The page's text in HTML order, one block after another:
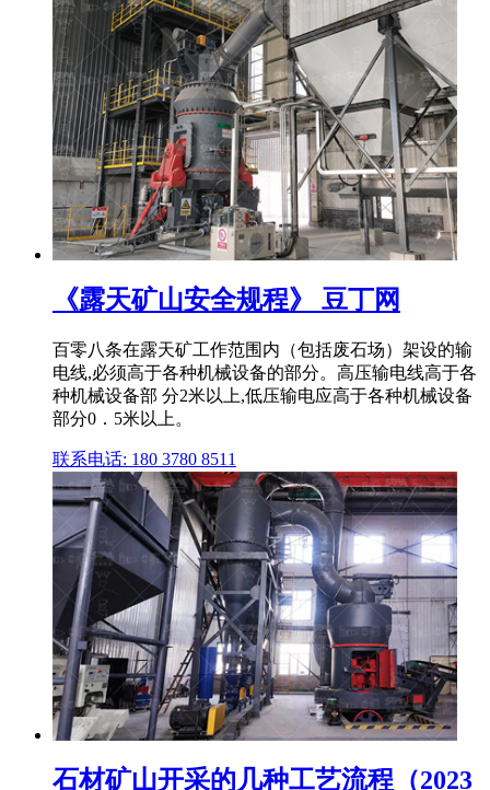
《露天矿山安全规程》 豆丁网
百零八条在露天矿工作范围内（包括废石场）架设的输
电线,必须高于各种机械设备的部分。高压输电线高于各
种机械设备部 分2米以上,低压输电应高于各种机械设备
部分0．5米以上。
联系电话: 180 3780 8511
石材矿山开采的几种工艺流程（2023